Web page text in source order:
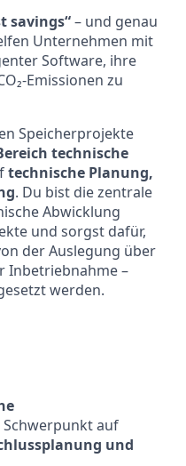
savings“– und genau
Unternehmen mit
Software, ihre
Emissionen zu
Speicherprojekte
technische
technische Planung,
. Du bist die zentrale
Abwicklung
und sorgst dafür,
der Auslegung über
Inbetriebnahme –
werden.
Schwerpunkt auf
und